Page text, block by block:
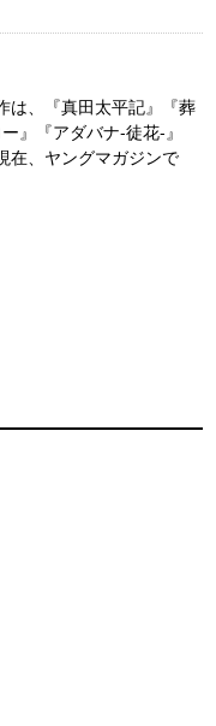
は、『真田太平記』『葬
』『アダバナ-徒花-』
在、ヤングマガジンで